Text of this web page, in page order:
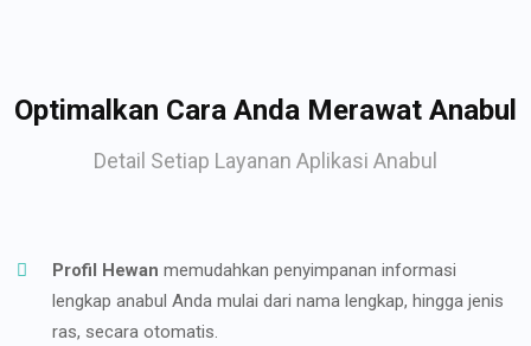
Optimalkan Cara Anda Merawat Anabul
Detail Setiap Layanan Aplikasi Anabul
Profil Hewan memudahkan penyimpanan informasi
lengkap anabul Anda mulai dari nama lengkap, hingga jenis
ras, secara otomatis.